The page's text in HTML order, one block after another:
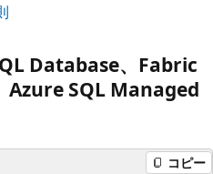
Database、Fabric
Azure SQL Managed
コピー